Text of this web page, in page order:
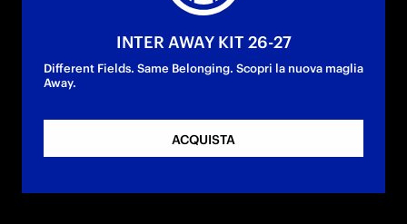
INTER AWAY KIT 26-27
Different Fields. Same Belonging. Scopri la nuova maglia
Away.
ACQUISTA